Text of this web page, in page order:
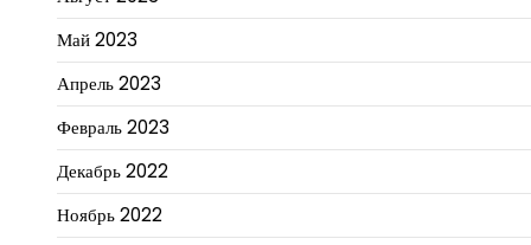
Май 2023
Апрель 2023
Февраль 2023
Декабрь 2022
Ноябрь 2022